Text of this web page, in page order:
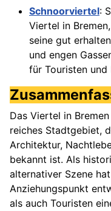
Schnoorviertel:
Viertel in
seine gut
und engen
für Touristen und
Das Viertel in
reiches Stadtgebiet,
Architektur,
bekannt ist. Als
alternativer Szene
Anziehungspunkt
als auch Touristen